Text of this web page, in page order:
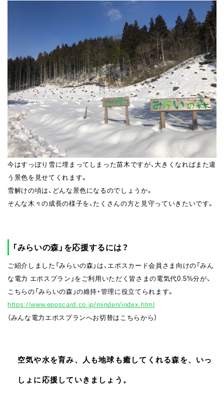
今はすっぽり雪に埋まってしまった苗木ですが、大きくなればまた違
う景色を見せてくれます。
雪解けの頃は、どんな景色になるのでしょうか。
そんな木々の成長の様子を、たくさんの方と見守っていきたいです。
「みらいの森」を応援するには？
ご紹介しました「みらいの森」は、エポスカード会員さま向けの「みん
な電力 エポスプラン」をご利用いただく皆さまの電気代0.5%分が、
こちらの「みらいの森」の維持・管理に役立てられます。
https://www.eposcard.co.jp/minden/index.html
（みんな電力エポスプランへお切替はこちらから）
空気や水を育み、人も地球も癒してくれる森を、いっ
しょに応援していきましょう。